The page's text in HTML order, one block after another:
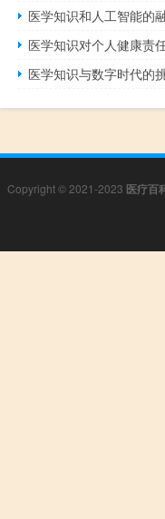
医学知识和人工智能的
医学知识对个人健康责
医学知识与数字时代的
Copyright © 2021-2023 医疗百